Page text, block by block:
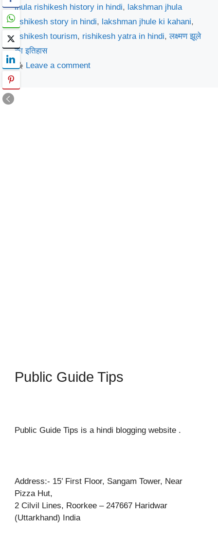
jhula rishikesh history in hindi, lakshman jhula
rishikesh story in hindi, lakshman jhule ki kahani,
rishikesh tourism, rishikesh yatra in hindi,लक्ष्मण झूले
का इतिहास
Leave a comment
Public Guide Tips
Public Guide Tips is a hindi blogging website .
Address:- 15’ First Floor, Sangam Tower, Near
Pizza Hut,
2 Cilvil Lines, Roorkee – 247667 Haridwar
(Uttarkhand) India